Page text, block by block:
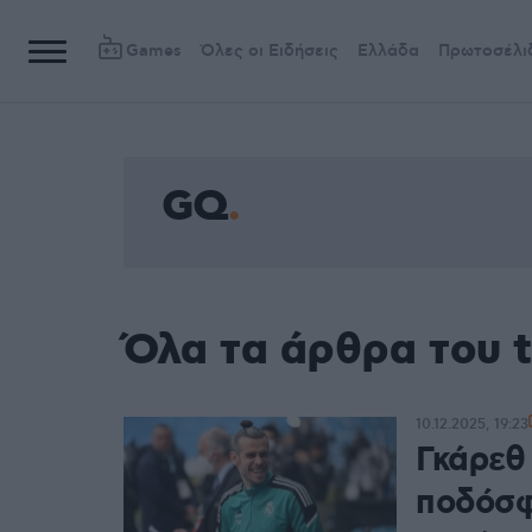
Games Όλες οι Ειδήσεις Ελλάδα
GQ
Όλα τα άρθρα του
10.12.2025, 19:23